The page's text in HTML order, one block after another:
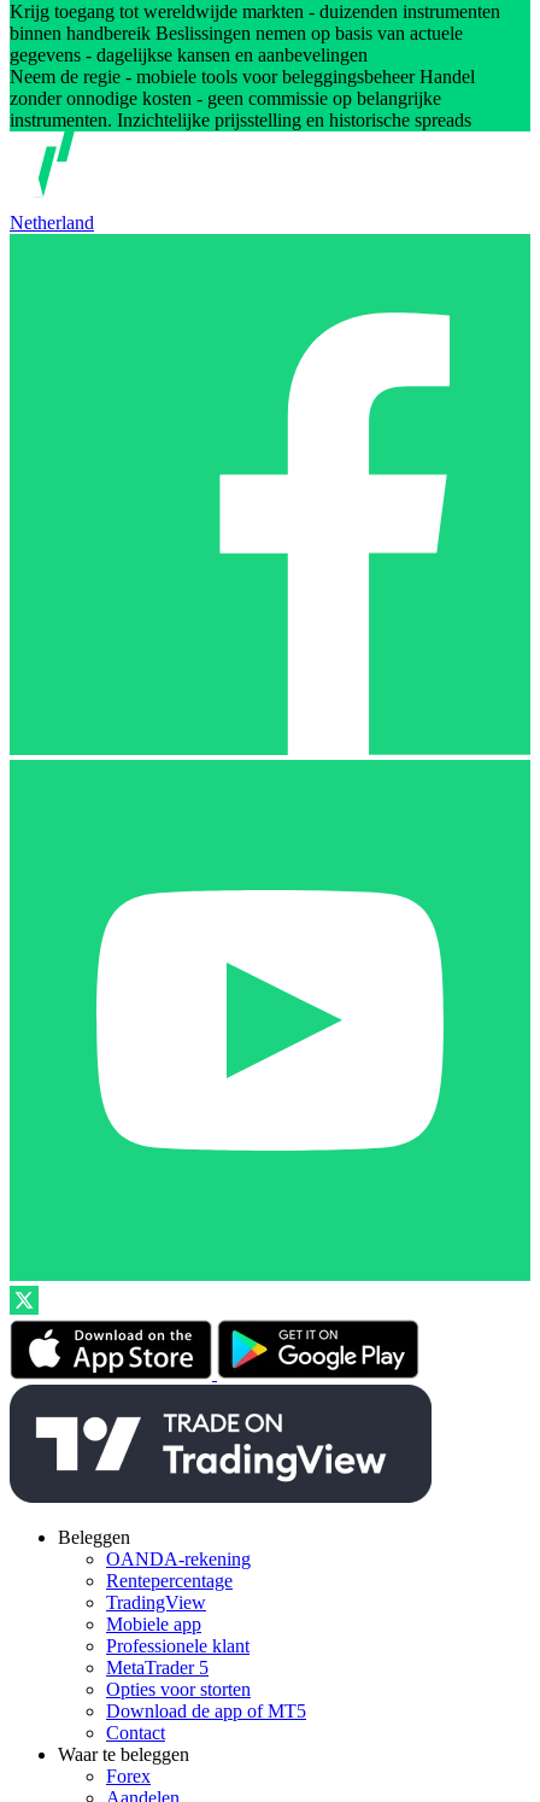
Krijg toegang tot wereldwijde markten - duizenden instrumenten
binnen handbereik Beslissingen nemen op basis van actuele
gegevens - dagelijkse kansen en aanbevelingen
Neem de regie - mobiele tools voor beleggingsbeheer Handel
zonder onnodige kosten - geen commissie op belangrijke
instrumenten. Inzichtelijke prijsstelling en historische spreads
Netherland
Beleggen
OANDA-rekening
Rentepercentage
TradingView
Mobiele app
Professionele klant
MetaTrader 5
Opties voor storten
Download de app of MT5
Contact
Waar te beleggen
Forex
Aandelen